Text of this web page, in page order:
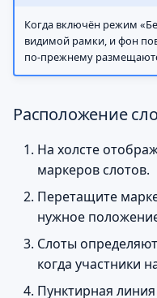
Когда включён режим
видимой рамки, и фон
по-прежнему
Расположение
На холсте
маркеров слотов.
Перетащите
нужное
Слоты
когда участники
Пунктирная